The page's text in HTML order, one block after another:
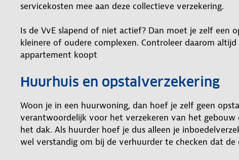
servicekosten mee aan deze collectieve verzekering.
Is de VvE slapend of niet actief? Dan moet je zelf
kleinere of oudere complexen. Controleer daarom
appartement koopt
Huurhuis en opstalverzekering
Woon je in een huurwoning, dan hoef je zelf geen
verantwoordelijk voor het verzekeren van het gebouw
het dak. Als huurder hoef je dus alleen je
wel verstandig om bij de verhuurder te checken dat de